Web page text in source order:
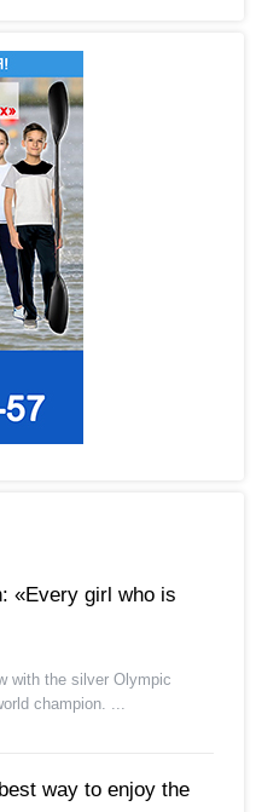
«Every girl who is
with the silver Olympic
champion. ...
way to enjoy the